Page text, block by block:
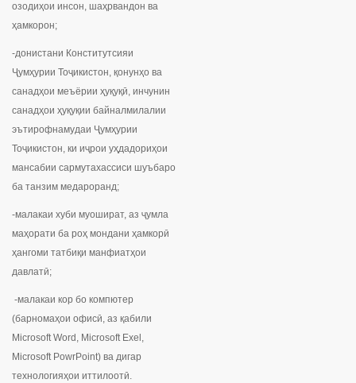
озодиҳои инсон, шаҳрвандон ва
ҳамкорон;
-донистани Конститутсияи
Ҷумҳурии Тоҷикистон, қонунҳо ва
санадҳои меъёрии ҳуқуқӣ, инчунин
санадҳои ҳуқуқии байналмилалии
эътирофнамудаи Ҷумҳурии
Тоҷикистон, ки иҷрои уҳдадориҳои
мансабии сармутахассиси шуъбаро
ба танзим медароранд;
-малакаи хуби муошират, аз ҷумла
маҳорати ба роҳ мондани ҳамкорӣ
ҳангоми татбиқи манфиатҳои
давлатӣ;
-малакаи кор бо компютер
(барномаҳои офисӣ, аз қабили
Microsoft Word, Microsoft Exel,
Microsoft PowrPoint) ва дигар
технологияҳои иттилоотӣ.